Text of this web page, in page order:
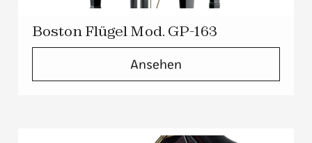
Boston Flügel Mod. GP-163
Ansehen